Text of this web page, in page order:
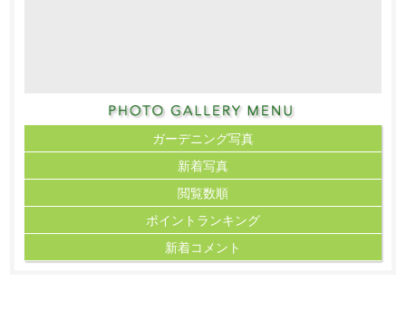
ガーデニング写真
新着写真
閲覧数順
ポイント ランキング
新着コメント